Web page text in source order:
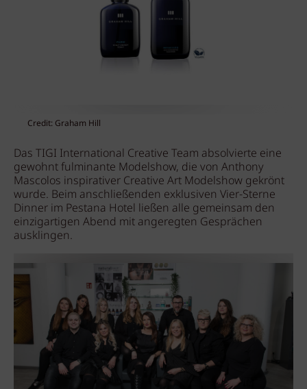
Credit: Graham Hill
Das TIGI International Creative Team absolvierte eine
gewohnt fulminante Modelshow, die von Anthony
Mascolos inspirativer Creative Art Modelshow gekrönt
wurde. Beim anschließenden exklusiven Vier-Sterne
Dinner im Pestana Hotel ließen alle gemeinsam den
einzigartigen Abend mit angeregten Gesprächen
ausklingen.